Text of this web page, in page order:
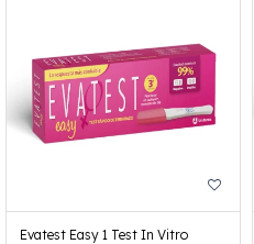
Evatest Easy 1 Test In Vitro